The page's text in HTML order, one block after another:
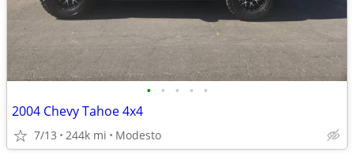
• • • • •
2004 Chevy Tahoe 4x4
7/13 244k mi Modesto